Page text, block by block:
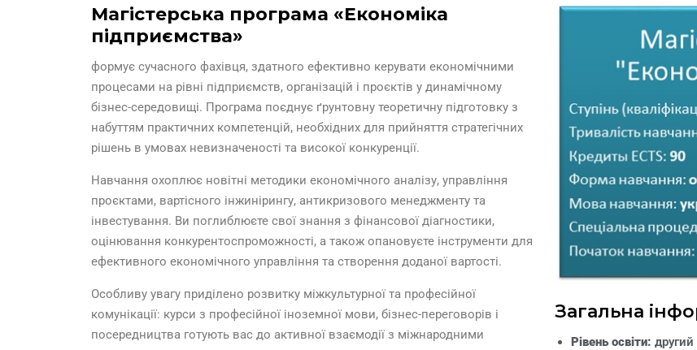
Магістерська програма «Економіка
підприємства»
формує сучасного фахівця, здатного ефективно керувати економічними
процесами на рівні підприємств, організацій і проєктів у динамічному
бізнес-середовищі. Програма поєднує ґрунтовну теоретичну підготовку з
набуттям практичних компетенцій, необхідних для прийняття стратегічних
рішень в умовах невизначеності та високої конкуренції.
Навчання охоплює новітні методики економічного аналізу, управління
проєктами, вартісного інжинірингу, антикризового менеджменту та
інвестування. Ви поглиблюєте свої знання з фінансової діагностики,
оцінювання конкурентоспроможності, а також опановуєте інструменти для
ефективного економічного управління та створення доданої вартості.
Особливу увагу приділено розвитку міжкультурної та професійної
комунікації: курси з професійної іноземної мови, бізнес-переговорів і
посередництва готують вас до активної взаємодії з міжнародними
Загальна
Рівень освіти: другий